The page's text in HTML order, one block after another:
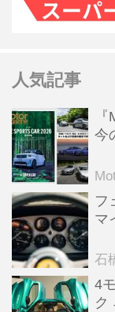
人気記事
今
フ
マ
石
4
ク